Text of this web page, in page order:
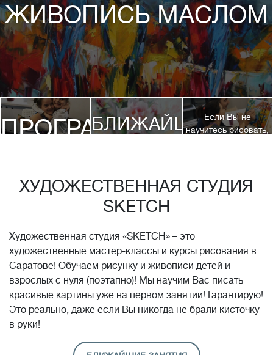
ЖИВОПИСЬ МАСЛОМ
ПРОГРАММЫ
БЛИЖАЙШИЕЕсли Вы не
научитесь рисовать,
стоимость обучения!*
ХУДОЖЕСТВЕННАЯ СТУДИЯ
SKETCH
Художественная студия «SKETCH» – это
художественные мастер-классы и курсы рисования в
Саратове! Обучаем рисунку и живописи детей и
взрослых с нуля (поэтапно)! Мы научим Вас писать
красивые картины уже на первом занятии! Гарантирую!
Это реально, даже если Вы никогда не брали кисточку
в руки!